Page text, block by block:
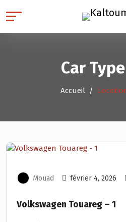
Car
Accueil
Mouad février 4, 2026
Volkswagen Touareg – 1